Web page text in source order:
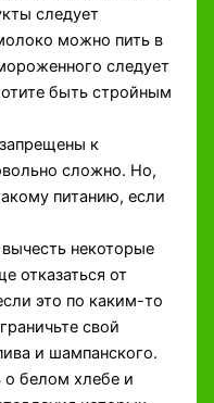
следует
можно пить в
следует
быть стройным
к
сложно. Но,
питанию, если
некоторые
отказаться от
это по каким-то
свой
и шампанского.
о белом хлебе и